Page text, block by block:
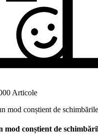
Articole
conștient de